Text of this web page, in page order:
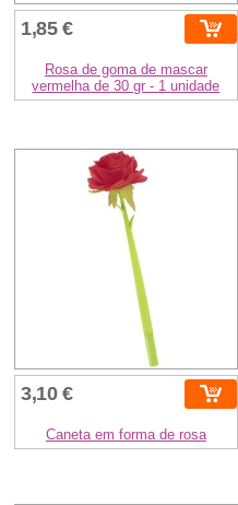
1,85 €
Rosa de goma de mascar
vermelha de 30 gr - 1 unidade
3,10 €
Caneta em forma de rosa